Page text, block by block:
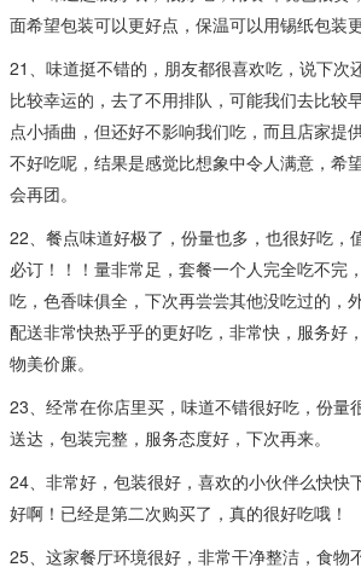
面希望包装可以更好点，保温可以用锡纸包装
21、味道挺不错的，朋友都很喜欢吃，说下次
比较幸运的，去了不用排队，可能我们去比较
点小插曲，但还好不影响我们吃，而且店家提
不好吃呢，结果是感觉比想象中令人满意，希
会再团。
22、餐点味道好极了，份量也多，也很好吃，
必订！！！量非常足，套餐一个人完全吃不完
吃，色香味俱全，下次再尝尝其他没吃过的，
配送非常快热乎乎的更好吃，非常快，服务好
物美价廉。
23、经常在你店里买，味道不错很好吃，份量
送达，包装完整，服务态度好，下次再来。
24、非常好，包装很好，喜欢的小伙伴么快快
好啊！已经是第二次购买了，真的很好吃哦！
25、这家餐厅环境很好，非常干净整洁，食物